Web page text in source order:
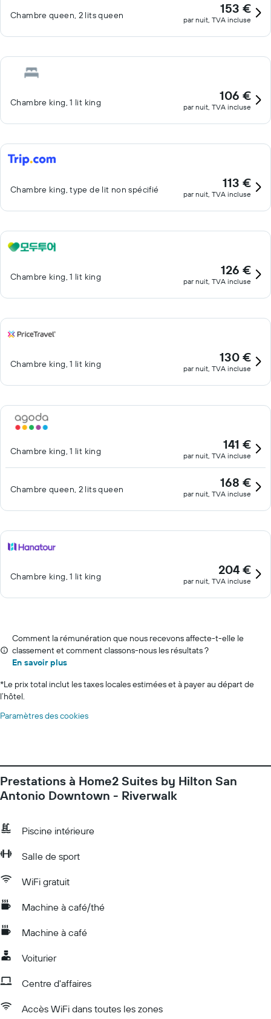
Chambre queen, 2 lits queen 153 €
par nuit, TVA incluse
Chambre king, 1 lit king 106 €
par nuit, TVA incluse
Chambre king, type de lit non spécifié 113 €
par nuit, TVA incluse
Chambre king, 1 lit king 126 €
par nuit, TVA incluse
Chambre king, 1 lit king 130 €
par nuit, TVA incluse
Chambre king, 1 lit king 141 €
par nuit, TVA incluse
Chambre queen, 2 lits queen 168 €
par nuit, TVA incluse
Chambre king, 1 lit king 204 €
par nuit, TVA incluse
Comment la rémunération que nous recevons affecte-t-elle le
classement et comment classons-nous les résultats ?
En savoir plus
*Le prix total inclut les taxes locales estimées et à payer au départ de
l’hôtel.
Paramètres des cookies
Prestations à Home2 Suites by Hilton San
Antonio Downtown - Riverwalk
Piscine intérieure
Salle de sport
WiFi gratuit
Machine à café/thé
Machine à café
Voiturier
Centre d'affaires
Accès WiFi dans toutes les zones